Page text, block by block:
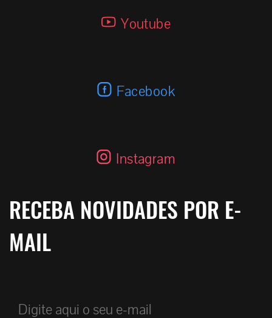
E-18 SDS 2.7 K / BLACK
Youtube
Facebook
Instagram
RECEBA NOVIDADES POR E-
MAIL